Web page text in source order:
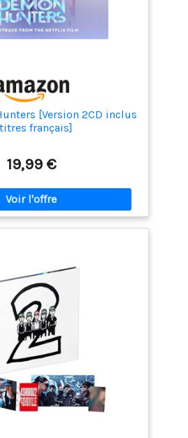
[Version 2CD inclus
français]
19,99 €